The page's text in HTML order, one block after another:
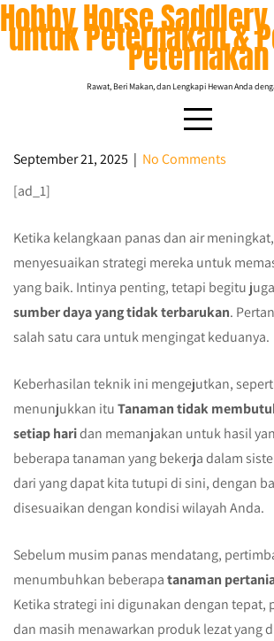
Skip
to
content
Hobby Horse
untuk Peternakan &
Peternakan
Rawat, Beri Makan, dan Lengkapi Hewan Anda
7 tanaman terbaik untuk
September 21, 2025 | No Comments
[ad_1]
Ketika kelangkaan panas dan air
menyesuaikan strategi mereka untuk
yang baik. Intinya penting, tetapi begitu juga
sumber daya yang tidak terbarukan.
salah satu cara untuk mengingat keduanya.
Keberhasilan teknik ini mengejutkan,
menunjukkan ituTanaman tidak
setiap haridan memanjakan untuk hasil
beberapa tanaman yang bekerja dalam
dari yang dapat kita tutupi di sini, dengan
disesuaikan dengan kondisi wilayah Anda.
Sebelum musim panas mendatang,
menumbuhkan beberapatanaman
Ketika strategi ini digunakan dengan tepat,
dan masih menawarkan produk lezat yang